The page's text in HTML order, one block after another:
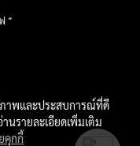
“
ภาพและประสบการณ์ที่ดี
นรายละเอียดเพิ่มเติม
คุกกี้